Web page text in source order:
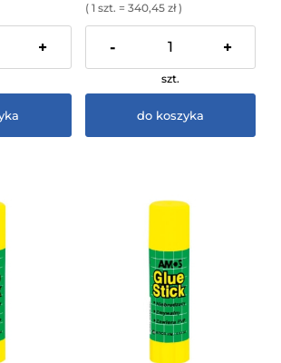
+
( 1 szt. = 340,45 zł )
- +
szt.
do koszyka